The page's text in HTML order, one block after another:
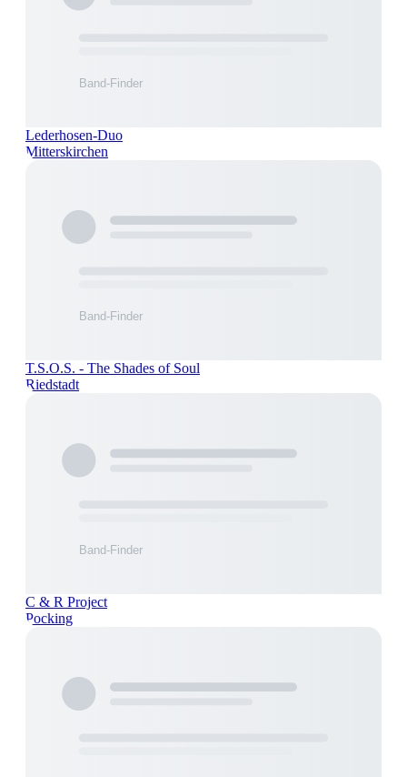
Lederhosen-Duo
Mitterskirchen
T.S.O.S. - The Shades of Soul
Riedstadt
C & R Project
Pocking